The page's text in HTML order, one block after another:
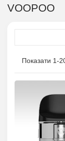
VOOPOO
Показати 1-